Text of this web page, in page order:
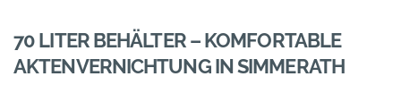
70 LITER BEHÄLTER – KOMFORTABLE
AKTENVERNICHTUNG IN SIMMERATH